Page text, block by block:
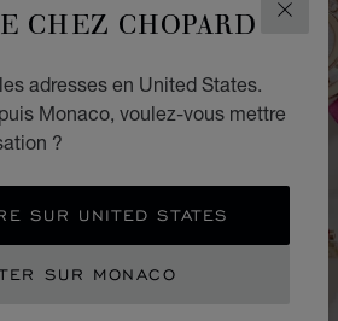
CHEZ CHOPARD
adresses en United States.
Monaco, voulez-vous mettre
?
SUR UNITED STATES
SUR MONACO